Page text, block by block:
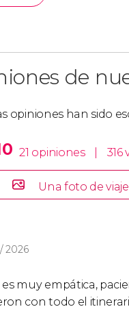
de
opiniones han sido
21 opiniones 316
Una foto de
2026
muy empática,
con todo el